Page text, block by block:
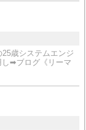
25歳システムエンジ
し➡︎ブログ《リーマ